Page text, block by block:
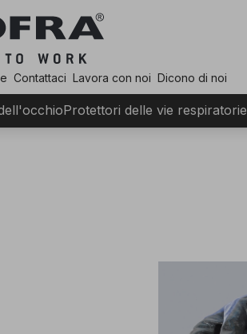
Contattaci Lavora con noi Dicono di noi
Protettori delle vie respiratorie